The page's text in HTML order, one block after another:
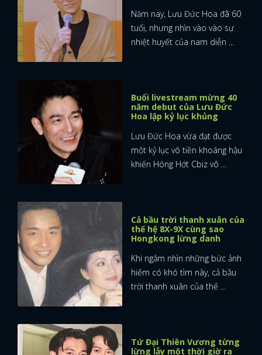
Năm nay, Lưu Đức Hoa đã 60
tuổi, nhưng nhìn vào vào sự
nhiệt huyết của nam diễn ...
Buổi livestream mừng 40
năm debut của Lưu Đức
Hoa lập kỷ lục khủng
Lưu Đức Hoa vừa đạt được
một kỷ lục vô tiền khoáng hậu
khiến Hóng Hớt Cbiz vô ...
Cả bầu trời thanh xuân của
thế hệ 8X-9X cùng sao
Hongkong lừng danh
Khi ngắm nhìn những bức ảnh
hiếm có khó tìm này, cả bầu
trời thanh xuân của thế ...
Tứ Đại Thiên Vương từng
lừng lẫy một thời giờ ra